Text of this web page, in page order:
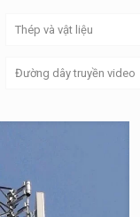
Thép và vật liệu
Đường dây truyền video